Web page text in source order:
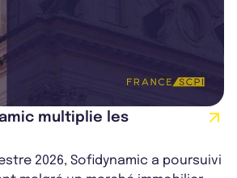
multiplie les
2026, Sofidynamic a poursuivi